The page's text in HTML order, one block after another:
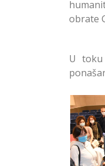
obrate
U toku